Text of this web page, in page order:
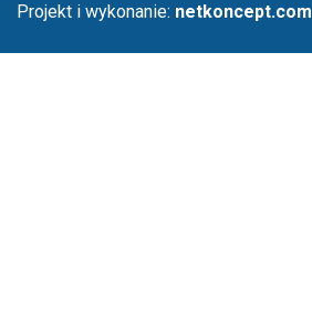
Projekt i wykonanie: netkoncept.com